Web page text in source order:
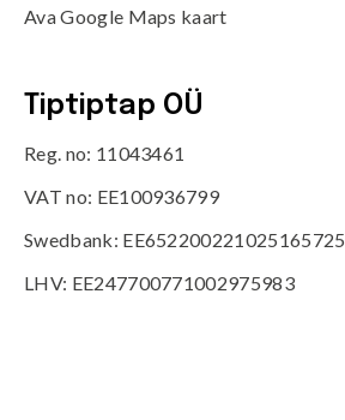
Ava Google Maps kaart
Tiptiptap OÜ
Reg. no: 11043461
VAT no: EE100936799
Swedbank: EE652200221025165725
LHV: EE247700771002975983